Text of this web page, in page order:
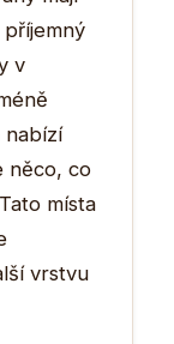
v
nabízí
něco, co
místa
vrstvu